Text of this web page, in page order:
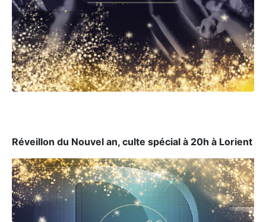
Réveillon du Nouvel an, culte spécial à 20h à Lorient